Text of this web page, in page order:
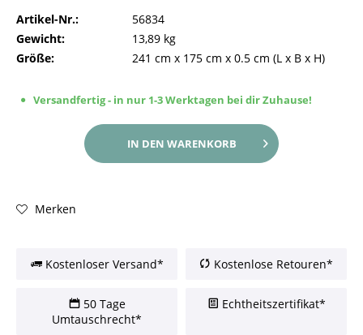
Artikel-Nr.:
56834
Gewicht:
13,89 kg
Größe:
241 cm x 175 cm x 0.5 cm (L x B x H)
Versandfertig - in nur 1-3 Werktagen bei dir Zuhause!
IN DEN WARENKORB
Merken
Kostenloser Versand* Kostenlose Retouren*
50 Tage
Umtauschrecht*
Echtheitszertifikat*